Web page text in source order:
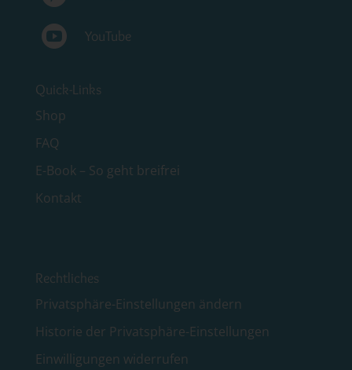
 YouTube
Quick-Links
Shop
FAQ
E-Book – So geht breifrei
Kontakt
Rechtliches
Privatsphäre-Einstellungen ändern
Historie der Privatsphäre-Einstellungen
Einwilligungen widerrufen